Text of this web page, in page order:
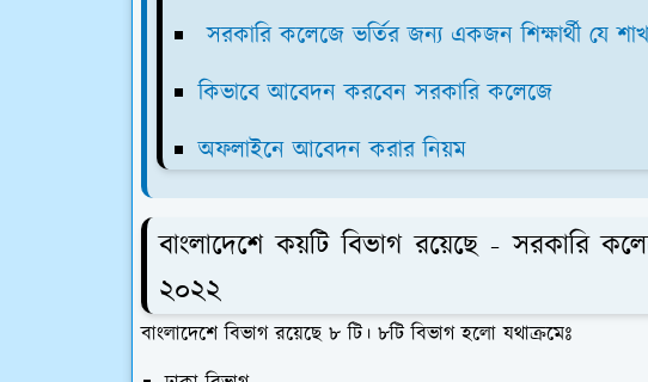
সরকারি কলেজে ভর্তির জন্য একজন শিক্ষার্থী যে
কিভাবে আবেদন করবেন সরকারি কলেজে
অফলাইনে আবেদন করার নিয়ম
বাংলাদেশে কয়টি বিভাগ রয়েছে - সরকারি
২০২২
বাংলাদেশে বিভাগ রয়েছে ৮ টি। ৮টি বিভাগ হলো যথাক্রমেঃ